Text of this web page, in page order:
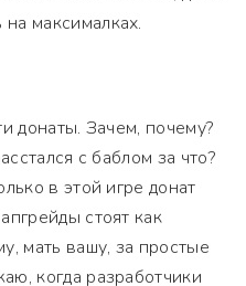
максималках.
донаты. Зачем, почему?
с баблом за что?
в этой игре донат
стоят как
мать вашу, за простые
когда разработчики